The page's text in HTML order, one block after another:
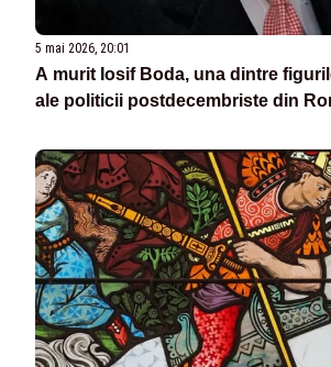
5 mai 2026, 20:01
A murit Iosif Boda, una dintre
ale politicii postdecembriste din